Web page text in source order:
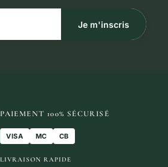
Je m'inscris
PAIEMENT 100% SÉCURISÉ
VISA MC CB
LIVRAISON RAPIDE